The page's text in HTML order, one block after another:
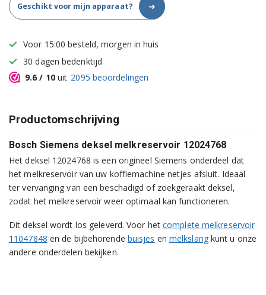
Geschikt voor mijn apparaat? ➜
Voor 15:00 besteld, morgen in huis
30 dagen bedenktijd
9.6 / 10uit 2095 beoordelingen
Productomschrijving
Bosch Siemens deksel melkreservoir 12024768
Het deksel 12024768 is een origineel Siemens onderdeel dat
het melkreservoir van uw koffiemachine netjes afsluit. Ideaal
ter vervanging van een beschadigd of zoekgeraakt deksel,
zodat het melkreservoir weer optimaal kan functioneren.
Dit deksel wordt los geleverd. Voor hetcomplete melkreservoir
11047848 en de bijbehorende buisjes en melkslangkunt u onze
andere onderdelen bekijken.